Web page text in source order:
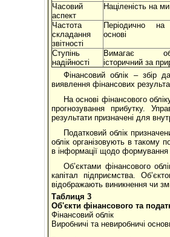
Часовий
аспект
Націленість на
Частота
складання
звітності
Періодично на
основі
Ступінь
надійності
Вимагає
історичний за
Фінансовий облік – збір
виявлення фінансових
На основі фінансового
прогнозування прибутку.
результати призначені для
Податковий облік
облік організовують в такому
в інформації щодо формування
Об’єктами фінансового
капітал підприємства.
відображають виникнення чи
Таблиця 3
Об'єкти фінансового та
Фінансовий облік
Виробничі та невиробничі